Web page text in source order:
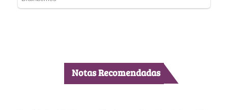
Notas Recomendadas